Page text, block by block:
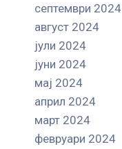
септември 2024
август 2024
јули 2024
јуни 2024
мај 2024
април 2024
март 2024
февруари 2024